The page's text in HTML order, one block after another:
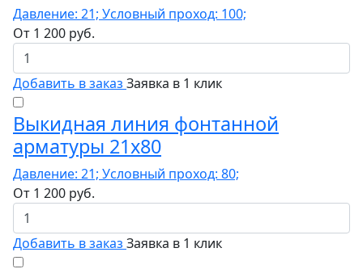
Давление: 21; Условный проход: 100;
От 1 200 руб.
Добавить в заказ Заявка в 1 клик
Выкидная линия фонтанной
арматуры 21x80
Давление: 21; Условный проход: 80;
От 1 200 руб.
Добавить в заказ Заявка в 1 клик